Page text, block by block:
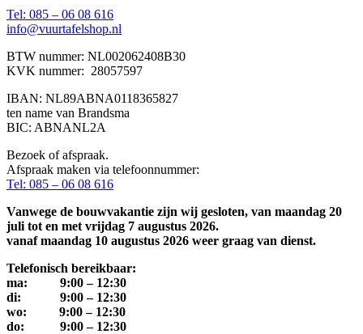
Tel: 085 – 06 08 616
info@vuurtafelshop.nl
BTW nummer: NL002062408B30
KVK nummer: 28057597
IBAN: NL89ABNA0118365827
ten name van Brandsma
BIC: ABNANL2A
Bezoek of afspraak.
Afspraak maken via telefoonnummer:
Tel: 085 – 06 08 616
Vanwege de bouwvakantie zijn wij gesloten, van maandag 20
juli tot en met vrijdag 7 augustus 2026.
vanaf maandag 10 augustus 2026 weer graag van dienst.
Telefonisch bereikbaar:
ma: 9:00 – 12:30
di: 9:00 – 12:30
wo: 9:00 – 12:30
do: 9:00 – 12:30